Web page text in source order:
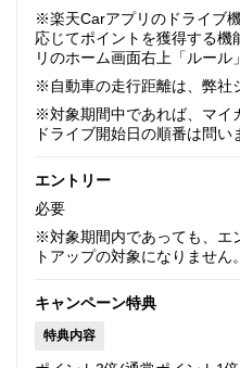
※楽天Carアプリのドライブ
応じてポイントを獲得する
リのホーム画面右上「ルール
※自動車の走行距離は、弊社
※対象期間中であれば、マイ
ドライブ開始日の順番は問い
エントリー
必要
※対象期間内であっても、エ
トアップの対象になりません。
キャンペーン特典
特典内容